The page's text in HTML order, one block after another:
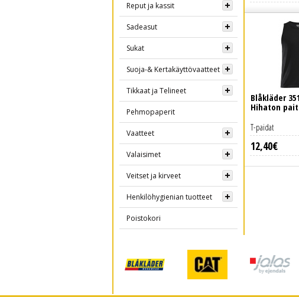
Reput ja kassit
Sadeasut
Sukat
Suoja-& Kertakäyttövaatteet
Tikkaat ja Telineet
Pehmopaperit
Vaatteet
Valaisimet
Veitset ja kirveet
Henkilöhygienian tuotteet
Poistokori
Blåkläder
Hihaton
12,40€
T-paidat